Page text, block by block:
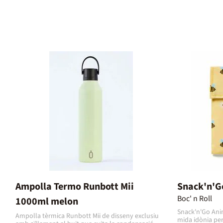
Ampolla Termo Runbott Mii
1000ml melon
Ampolla tèrmica Runbott Mii de disseny exclusiu
Boc' n Roll
Snack'n'Go
mida idònia